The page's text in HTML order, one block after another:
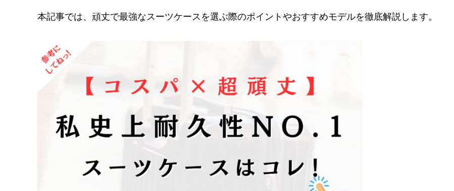
本記事では、頑丈で最強なスーツケースを選ぶ際のポイントやおすすめモデルを徹底解説します。